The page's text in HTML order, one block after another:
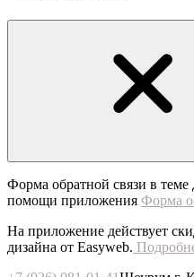
Форма обратной связи в теме
помощи приложения Форма
На приложение действует
дизайна от Easyweb.